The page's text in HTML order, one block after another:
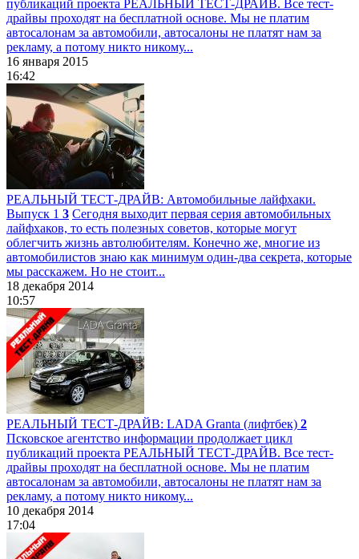
публикаций проекта РЕАЛЬНЫЙ ТЕСТ-ДРАЙВ. Все тест-
драйвы проходят на бесплатной основе. Мы не платим
автосалонам за автомобили, автосалоны не платят нам за
рекламу, а потому никто никому...
16 января 2015
16:42
РЕАЛЬНЫЙ ТЕСТ-ДРАЙВ: Автомобильные лайфхаки.
Выпуск 1 3 Сегодня выходит первая серия автомобильных
лайфхаков, то есть полезных советов, которые могут
облегчить жизнь автолюбителям. Конечно же, многие из
автомобилистов знаю как минимум один-два секрета, которые
мы расскажем. Но не стоит...
18 декабря 2014
10:57
РЕАЛЬНЫЙ ТЕСТ-ДРАЙВ: LADA Granta (лифтбек) 2
Псковское агентство информации продолжает цикл
публикаций проекта РЕАЛЬНЫЙ ТЕСТ-ДРАЙВ. Все тест-
драйвы проходят на бесплатной основе. Мы не платим
автосалонам за автомобили, автосалоны не платят нам за
рекламу, а потому никто никому...
10 декабря 2014
17:04